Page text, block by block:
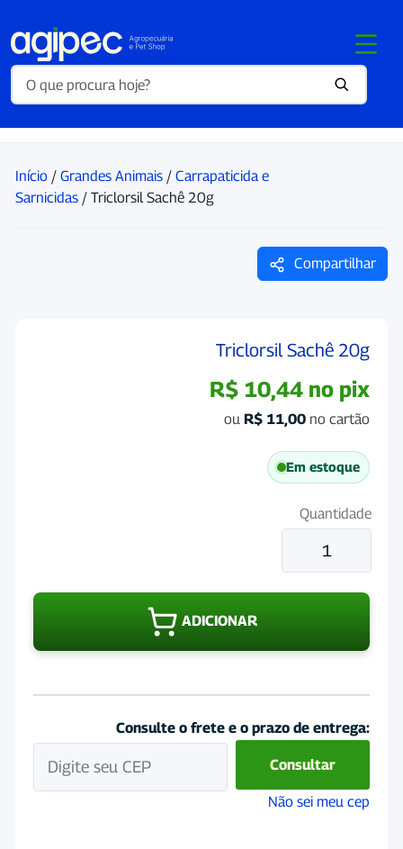
Início / Grandes Animais / Carrapaticida e
Sarnicidas / Triclorsil Sachê 20g
Compartilhar
Triclorsil Sachê 20g
R$ 10,44 no pix
ou R$ 11,00 no cartão
Em estoque
Quantidade
Triclorsil
20g
ADICIONAR
Consulte o frete e o prazo de entrega:
Consultar
Não sei meu cep